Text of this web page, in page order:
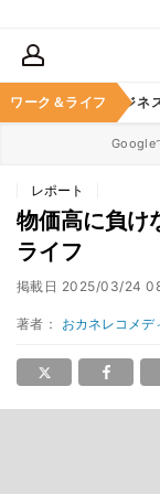
ワーク＆ライフ
キャリア ビジネ
Google
レポート
物価高に負け
ライフ
掲載日 2025/03/24
著者： おカネレコメデ